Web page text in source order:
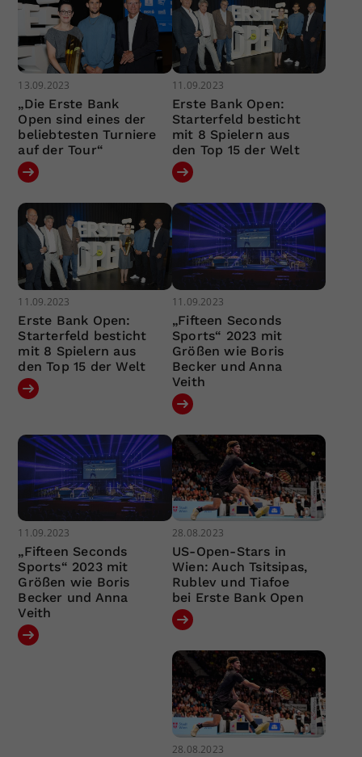
13.09.2023
„Die Erste Bank
Open sind eines der
beliebtesten Turniere
auf der Tour“
11.09.2023
Erste Bank Open:
Starterfeld besticht
mit 8 Spielern aus
den Top 15 der Welt
11.09.2023
Erste Bank Open:
Starterfeld besticht
mit 8 Spielern aus
den Top 15 der Welt
11.09.2023
„Fifteen Seconds
Sports“ 2023 mit
Größen wie Boris
Becker und Anna
Veith
11.09.2023
„Fifteen Seconds
Sports“ 2023 mit
Größen wie Boris
Becker und Anna
Veith
28.08.2023
US-Open-Stars in
Wien: Auch Tsitsipas,
Rublev und Tiafoe
bei Erste Bank Open
28.08.2023